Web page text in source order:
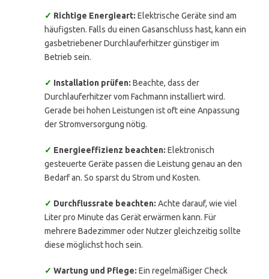
✓ Richtige Energieart: Elektrische Geräte sind am
häufigsten. Falls du einen Gasanschluss hast, kann ein
gasbetriebener Durchlauferhitzer günstiger im
Betrieb sein.
✓ Installation prüfen: Beachte, dass der
Durchlauferhitzer vom Fachmann installiert wird.
Gerade bei hohen Leistungen ist oft eine Anpassung
der Stromversorgung nötig.
✓ Energieeffizienz beachten: Elektronisch
gesteuerte Geräte passen die Leistung genau an den
Bedarf an. So sparst du Strom und Kosten.
✓ Durchflussrate beachten: Achte darauf, wie viel
Liter pro Minute das Gerät erwärmen kann. Für
mehrere Badezimmer oder Nutzer gleichzeitig sollte
diese möglichst hoch sein.
✓ Wartung und Pflege: Ein regelmäßiger Check